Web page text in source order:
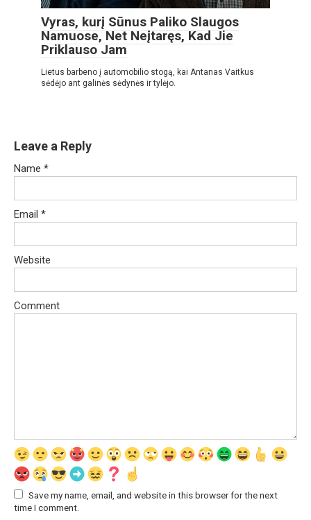
Vyras, kurį Sūnus Paliko Slaugos
Namuose, Net Neįtaręs, Kad Jie
Priklauso Jam
Lietus barbeno į automobilio stogą, kai Antanas Vaitkus
sėdėjo ant galinės sėdynės ir tylėjo.
Leave a Reply
Name *
Email *
Website
Comment
Save my name, email, and website in this browser for the next
time I comment.